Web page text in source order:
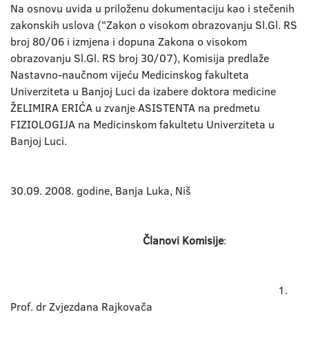
Na osnovu uvida u priloženu dokumentaciju kao i stečenih
zakonskih uslova ("Zakon o visokom obrazovanju Sl.Gl. RS
broj 80/06 i izmjena i dopuna Zakona o visokom
obrazovanju Sl.Gl. RS broj 30/07), Komisija predlaže
Nastavno-naučnom vijeću Medicinskog fakulteta
Univerziteta u Banjoj Luci da izabere doktora medicine
ŽELIMIRA ERIĆA u zvanje ASISTENTA na predmetu
FIZIOLOGIJA na Medicinskom fakultetu Univerziteta u
Banjoj Luci.
30.09. 2008. godine, Banja Luka, Niš
Članovi Komisije:
1.
Prof. dr Zvjezdana Rajkovača